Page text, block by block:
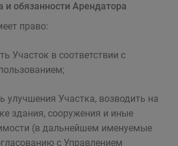
и обязанности Арендатора
право:
Участок в соответствии с
улучшения Участка, возводить на
здания, сооружения и иные
(в дальнейшем именуемые
с Управлением